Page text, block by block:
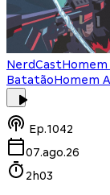
NerdCastHomem
BatatãoHomem
Ep.1042
07.ago.26
2h03